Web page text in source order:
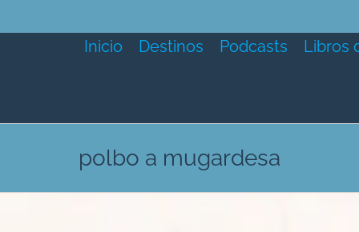
Inicio Destinos Podcasts Libros
polbo a mugardesa